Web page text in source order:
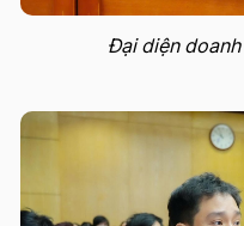
Đại diện